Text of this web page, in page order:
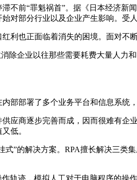
不前“罪魁祸首”。据《日本经济新
对部分行业以及企业产生影响。受
利也正面临着消失的困境。面对不
除企业以往那些需要耗费大量人
部部署了多个业务平台和信息系统
应商逐步完善而成，因而很难有企
低。
式”的解决方案。RPA擅长解决三